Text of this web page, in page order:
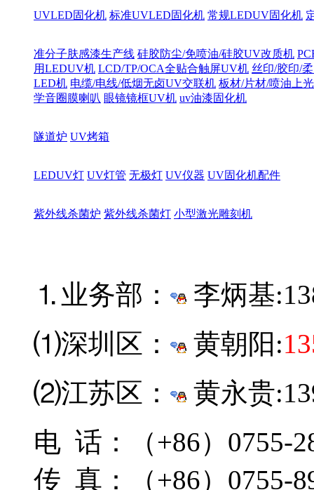
UVLED固化机 标准UVLED固化机 常规LEDUV固化机
准分子肤感漆生产线 硅胶防尘/免喷油/硅胶UV改质机
用LEDUV机 LCD/TP/OCA全贴合触屏UV机 丝印/胶印/
LED机 电缆/电线/低烟无卤UV交联机 板材/片材/喷油上
学音圈膜喇叭 眼镜镜框UV机 uv油漆固化机
隧道炉 UV烤箱
LEDUV灯 UV灯管 无极灯 UV仪器 UV固化机配件
紫外线杀菌炉 紫外线杀菌灯 小型激光雕刻机
⒈业务部： 李炳基:
⑴深圳区：
黄朝阳:
⑵江苏区：
黄永贵
电 话：（+86）0755-
传 真：（+86）0755-